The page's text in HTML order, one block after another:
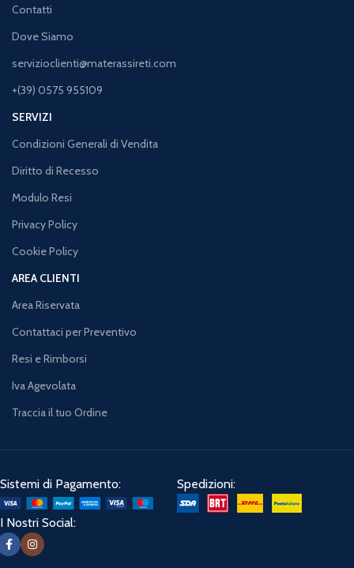
Contatti
Dove Siamo
servizioclienti@materassireti.com
+(39) 0575 955109
SERVIZI
Condizioni Generali di Vendita
Diritto di Recesso
Modulo Resi
Privacy Policy
Cookie Policy
AREA CLIENTI
Area Riservata
Contattaci per Preventivo
Resi e Rimborsi
Iva Agevolata
Traccia il tuo Ordine
Sistemi di Pagamento: Spedizioni:
I Nostri Social: